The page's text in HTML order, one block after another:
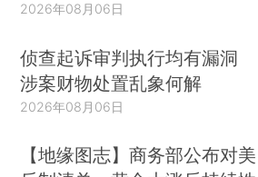
2026年08月06日
侦查起诉审判执行均有漏洞
涉案财物处置乱象何解
2026年08月06日
【地缘图志】商务部公布对美